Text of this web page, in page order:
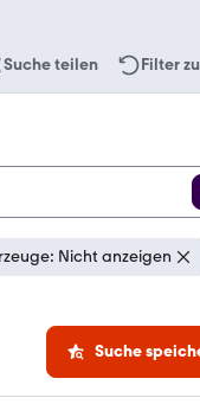
Suche teilen Filter
Nicht anzeigen
Suche